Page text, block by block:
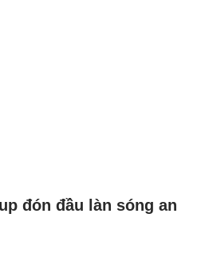
đón đầu làn sóng an